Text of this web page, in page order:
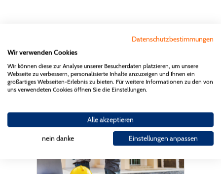
Gesellschaften des AGV Bau Saar
ImpressumPräqualifikation
Datenschutzbestimmungen
Wir verwenden Cookies
Wir können diese zur Analyse unserer Besucherdaten platzieren, um unsere
Webseite zu verbessern, personalisierte Inhalte anzuzeigen und Ihnen ein
großartiges Webseiten-Erlebnis zu bieten. Für weitere Informationen zu den von
uns verwendeten Cookies öffnen Sie die Einstellungen.
Alle akzeptieren
nein danke Einstellungen anpassen